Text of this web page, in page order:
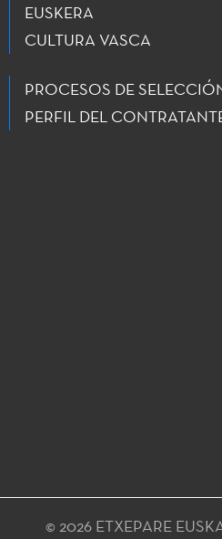
EUSKERA
CULTURA VASCA
PROCESOS DE
PERFIL DEL
© 2026 ETXEPARE